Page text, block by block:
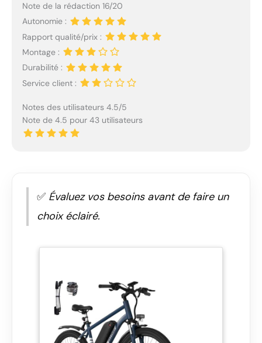
Note de la rédaction 16/20
Autonomie :
Rapport qualité/prix :
Montage :
Durabilité :
Service client :
Notes des utilisateurs 4.5/5
Note de 4.5 pour 43 utilisateurs
✅ Évaluez vos besoins avant de faire un
choix éclairé.